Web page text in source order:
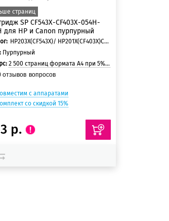
страниц
SP CF543X-CF403X-054H-
для HP и Canon пурпурный
HP203X(CF543X)/ HP201X(CF403X)Canon 054H/ Canon 045H
Пурпурный
2 500 страниц формата А4 при 5% заполнении страницы
отзывов вопросов
с аппаратами
со скидкой 15%
р.